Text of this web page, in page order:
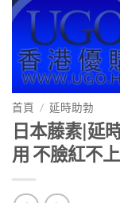
首頁 / 延時助勃
日本藤素|延
用 不臉紅不